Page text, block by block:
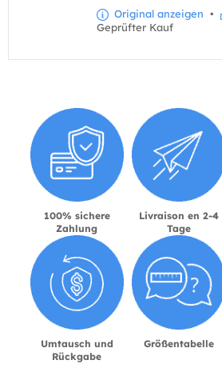
Original anzeigen •
Geprüfter Kauf
100% sichere
Zahlung
Livraison en 2-4
Tage
Umtausch und
Rückgabe
Größentabelle